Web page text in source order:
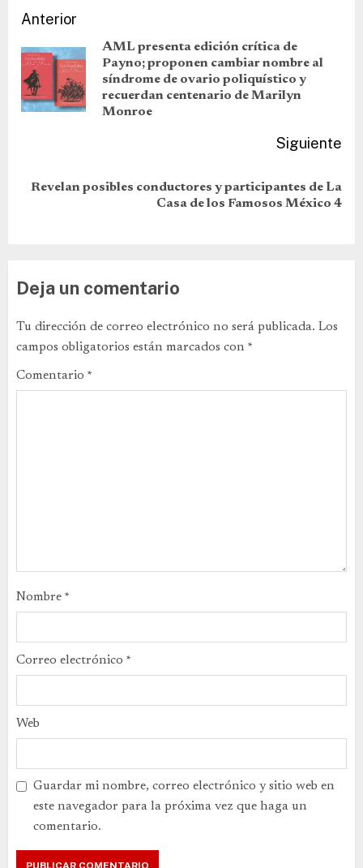
Anterior
AML presenta edición crítica de
Payno; proponen cambiar nombre al
síndrome de ovario poliquístico y
recuerdan centenario de Marilyn
Monroe
Siguiente
Revelan posibles conductores y participantes de La
Casa de los Famosos México 4
Deja un comentario
Tu dirección de correo electrónico no será publicada. Los
campos obligatorios están marcados con *
Comentario *
Nombre *
Correo electrónico *
Web
Guardar mi nombre, correo electrónico y sitio web en
este navegador para la próxima vez que haga un
comentario.